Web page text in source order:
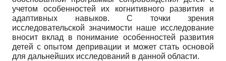
учетом особенностей их когнитивного развития и
адаптивных навыков. С точки зрения
исследовательской значимости наше исследование
вносит вклад в понимание особенностей развития
детей с опытом депривации и может стать основой
для дальнейших исследований в данной области.